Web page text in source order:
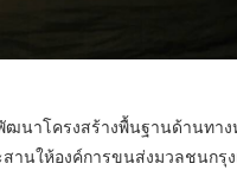
นาโครงสร้างพื้นฐานด้านทาง
านให้องค์การขนส่งมวลชนกรุ